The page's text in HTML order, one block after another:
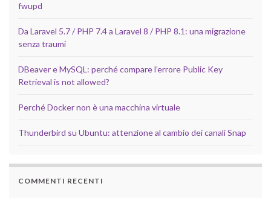
fwupd
Da Laravel 5.7 / PHP 7.4 a Laravel 8 / PHP 8.1: una migrazione
senza traumi
DBeaver e MySQL: perché compare l’errore Public Key
Retrieval is not allowed?
Perché Docker non è una macchina virtuale
Thunderbird su Ubuntu: attenzione al cambio dei canali Snap
COMMENTI RECENTI